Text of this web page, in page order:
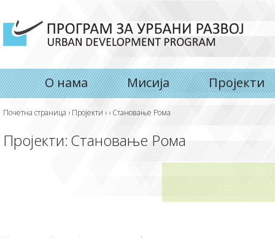
О нама Мисија Пројекти
Почетна страница › Пројекти › › Становање Рома
Пројекти: Становање Рома